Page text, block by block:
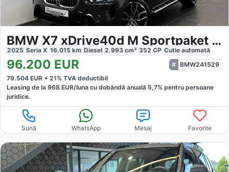
BMW X7 xDrive40d M Sportpaket 7-Sitzer
2025 Seria X 16.015 km Diesel 2.993 cm³ 352 CP Cutie automată
96.200 EUR
BMW241529
79.504 EUR + 21% TVA deductibil
Leasing de la 968 EUR/luna cu dobăndă anuală 5,7% pentru persoane
juridice.
Sună WhatsApp Mesaj Favorite